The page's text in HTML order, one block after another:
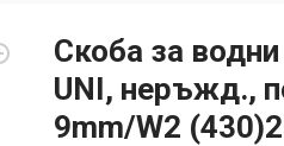
Скоба за
UNI, неръжд.,
9mm/W2